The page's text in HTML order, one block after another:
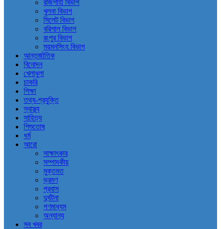
রাজশাহী বিভাগ
খুলনা বিভাগ
সিলেট বিভাগ
বরিশাল বিভাগ
রংপুর বিভাগ
ময়মনসিংহ বিভাগ
আন্তর্জাতিক
বিনোদন
খেলাধুলা
চাকরি
শিক্ষা
তথ্য-প্রযুক্তি
স্বাস্থ্য
সাহিত্য
শিশুতোষ
ধর্ম
আরো
সাক্ষাৎকার
সম্পাদকীয়
মুক্তমত
ভ্রমণ
প্রবাস
দুর্ঘটনা
গণমাধ্যম
অন্যান্য
সব খবর